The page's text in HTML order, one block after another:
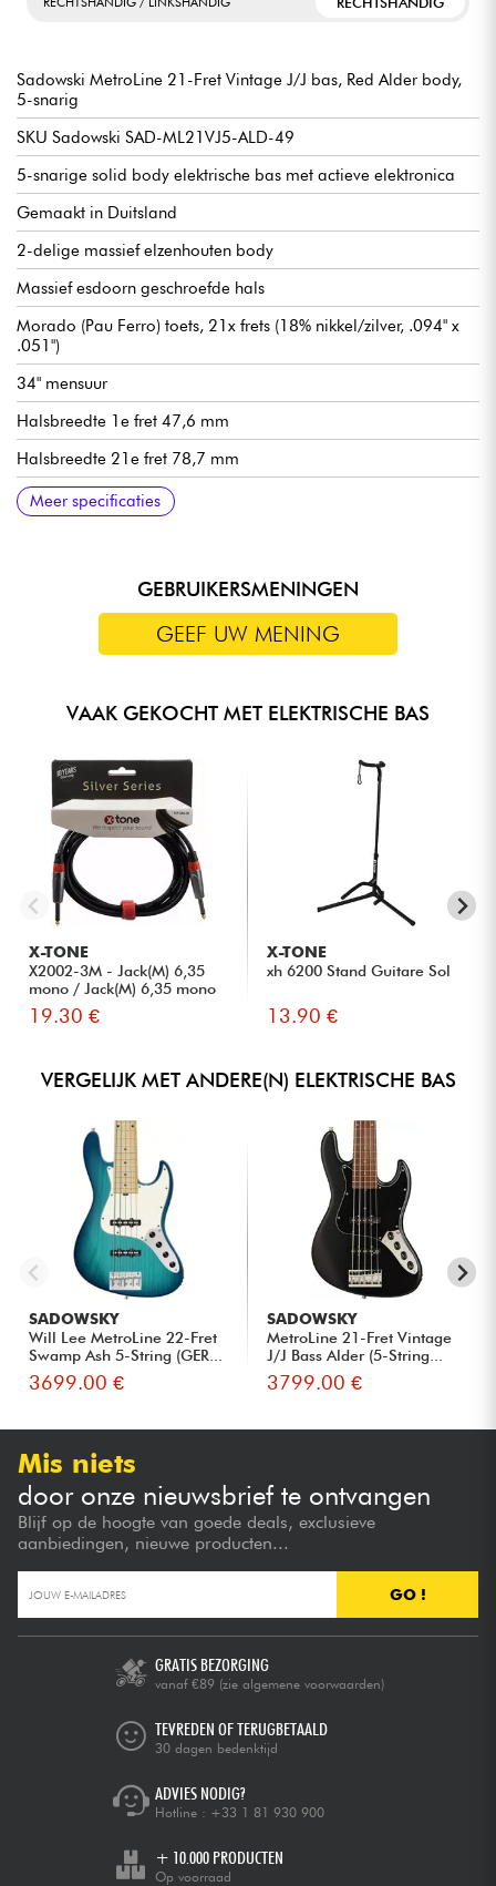
Sadowski MetroLine 21-Fret Vintage J/J bas, Red Alder body,
5-snarig
SKU Sadowski SAD-ML21VJ5-ALD-49
5-snarige solid body elektrische bas met actieve elektronica
Gemaakt in Duitsland
2-delige massief elzenhouten body
Massief esdoorn geschroefde hals
Morado (Pau Ferro) toets, 21x frets (18% nikkel/zilver, .094" x
.051")
34" mensuur
Halsbreedte 1e fret 47,6 mm
Halsbreedte 21e fret 78,7 mm
Halsdikte 1e fret 21,8 mm
Halsdikte 12e fret 23,6 mm
Sadowsky enkelspoels microfoon J-Style
Actieve Sadowsky 2-weg elektronica voorversterker
Volume
Balans
Vintage toonregeling (push/pull om voorversterker uit te
schakelen)
Treble / Bass (concentrische potmeters)
Sadowsky Quick String Release brug
Sadowsky Light Open Gear mechanisme
Verkocht met Sadowsky gigbag
Meer specificaties
GEBRUIKERSMENINGEN
GEEF UW MENING
VAAK GEKOCHT MET ELEKTRISCHE BAS
X-TONE
X2002-3M - Jack(M) 6,35
mono / Jack(M) 6,35 mono
S...
19.30 €
X-TONE
xh 6200 Stand Guitare Sol
13.90 €
VERGELIJK MET ANDERE(N) ELEKTRISCHE BAS
SADOWSKY
Will Lee MetroLine 22-Fret
Swamp Ash 5-String (GER...
3699.00 €
SADOWSKY
MetroLine 21-Fret Vintage
J/J Bass Alder (5-String...
3799.00 €
Mis niets
door onze nieuwsbrief te ontvangen
Blijf op de hoogte van goede deals, exclusieve
aanbiedingen, nieuwe producten...
GO !
GRATIS BEZORGING
vanaf €89 (zie algemene voorwaarden)
TEVREDEN OF TERUGBETAALD
30 dagen bedenktijd
ADVIES NODIG?
Hotline : +33 1 81 930 900
+ 10.000 PRODUCTEN
Op voorraad